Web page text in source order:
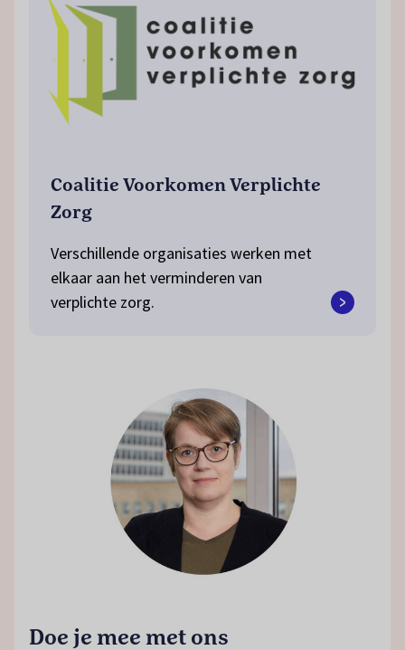
Coalitie Voorkomen Verplichte
Zorg
Verschillende organisaties werken met
elkaar aan het verminderen van
verplichte zorg.
Doe je mee met ons